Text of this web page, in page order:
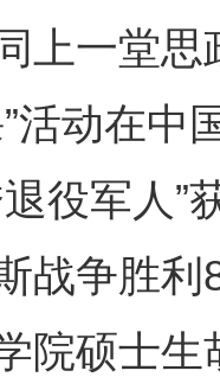
上一堂思
活动在
役军人
战争胜
院硕士